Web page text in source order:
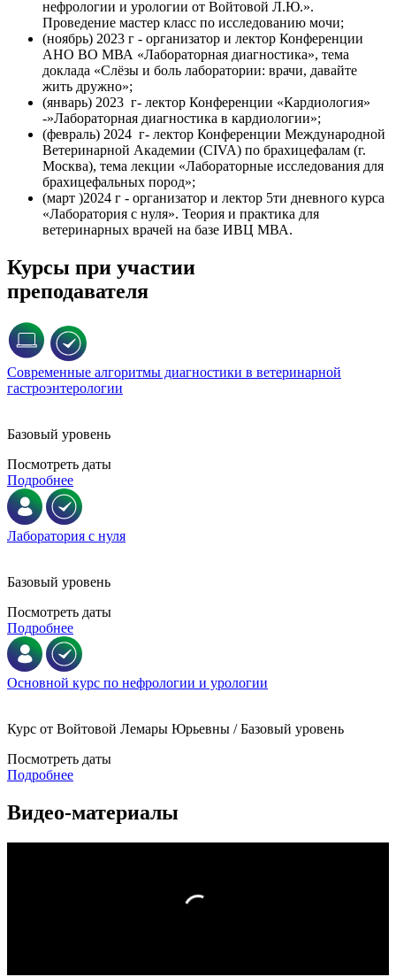
нефрологии и урологии от Войтовой Л.Ю.».
Проведение мастер класс по исследованию мочи;
(ноябрь) 2023 г - организатор и лектор Конференции
АНО ВО МВА «Лабораторная диагностика», тема
доклада «Слёзы и боль лаборатории: врачи, давайте
жить дружно»;
(январь) 2023 г- лектор Конференции «Кардиология»
-»Лабораторная диагностика в кардиологии»;
(февраль) 2024 г- лектор Конференции Международной
Ветеринарной Академии (CIVA) по брахицефалам (г.
Москва), тема лекции «Лабораторные исследования для
брахицефальных пород»;
(март )2024 г - организатор и лектор 5ти дневного курса
«Лаборатория с нуля». Теория и практика для
ветеринарных врачей на базе ИВЦ МВА.
Курсы при участии
преподавателя
Современные алгоритмы диагностики в ветеринарной
гастроэнтерологии
Базовый уровень
Посмотреть даты
Подробнее
Лаборатория с нуля
Базовый уровень
Посмотреть даты
Подробнее
Основной курс по нефрологии и урологии
Курс от Войтовой Лемары Юрьевны / Базовый уровень
Посмотреть даты
Подробнее
Видео-материалы